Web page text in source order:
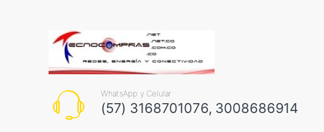
WhatsApp y Celular
(57) 3168701076, 3008686914